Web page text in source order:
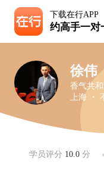
下载在行APP
约高手一对
徐伟
香气共
上海 ・
学员评分 10.0 分